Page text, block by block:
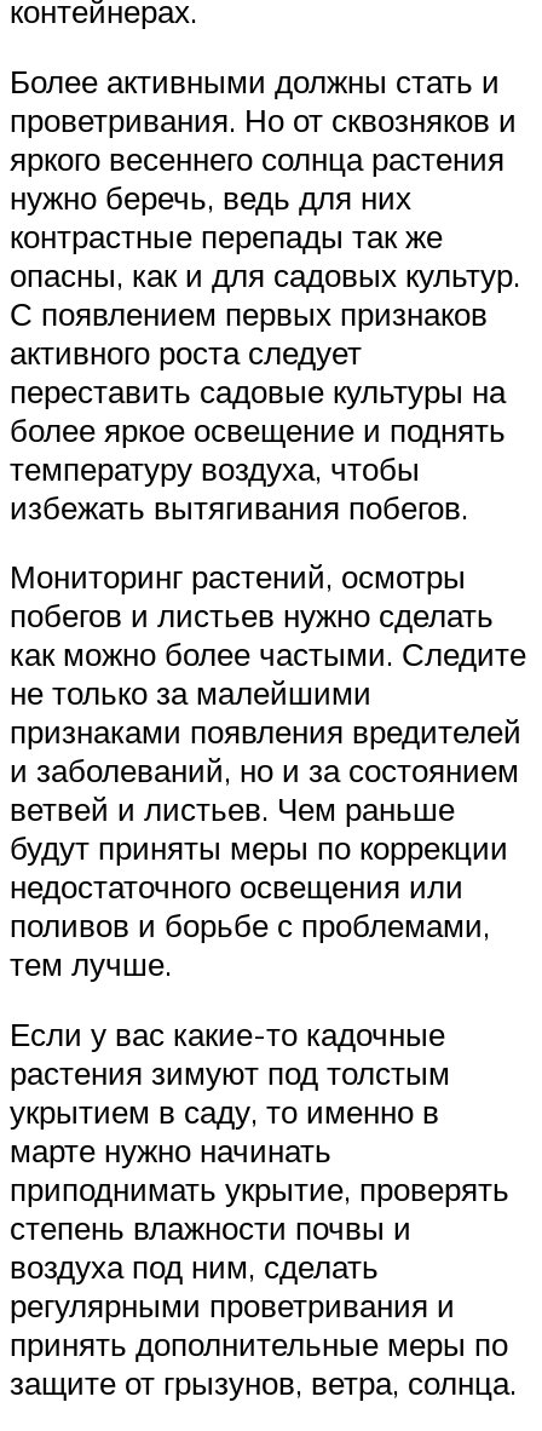
контейнерах.
Более активными должны стать и
проветривания. Но от сквозняков и
яркого весеннего солнца растения
нужно беречь, ведь для них
контрастные перепады так же
опасны, как и для садовых культур.
С появлением первых признаков
активного роста следует
переставить садовые культуры на
более яркое освещение и поднять
температуру воздуха, чтобы
избежать вытягивания побегов.
Мониторинг растений, осмотры
побегов и листьев нужно сделать
как можно более частыми. Следите
не только за малейшими
признаками появления вредителей
и заболеваний, но и за состоянием
ветвей и листьев. Чем раньше
будут приняты меры по коррекции
недостаточного освещения или
поливов и борьбе с проблемами,
тем лучше.
Если у вас какие-то кадочные
растения зимуют под толстым
укрытием в саду, то именно в
марте нужно начинать
приподнимать укрытие, проверять
степень влажности почвы и
воздуха под ним, сделать
регулярными проветривания и
принять дополнительные меры по
защите от грызунов, ветра, солнца.